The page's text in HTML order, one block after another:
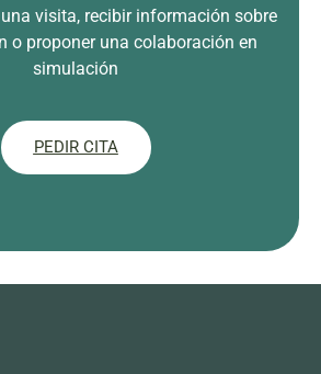
visita, recibir información sobre
o proponer una colaboración en
simulación
PEDIR CITA